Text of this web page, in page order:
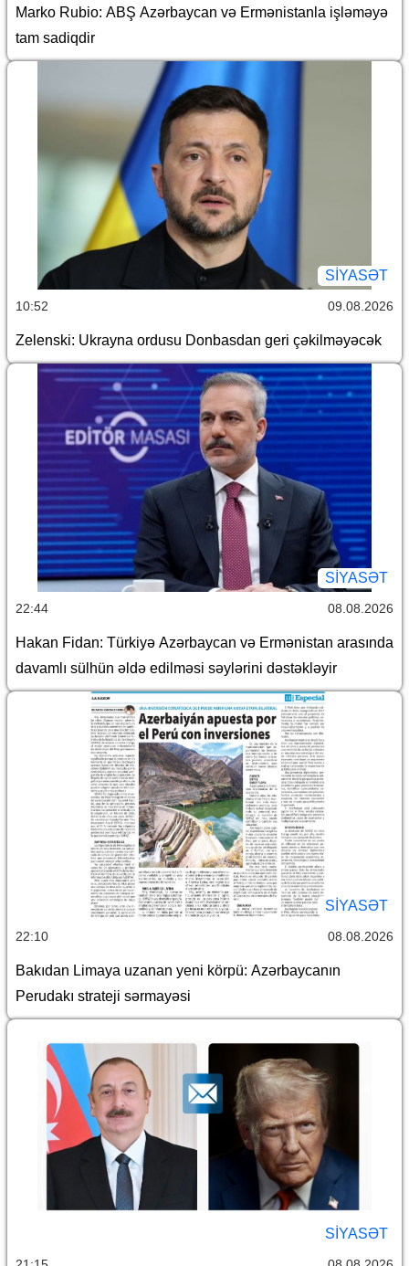
Marko Rubio: ABŞ Azərbaycan və Ermənistanla işləməyə
tam sadiqdir
SİYASƏT
10:52 09.08.2026
Zelenski: Ukrayna ordusu Donbasdan geri çəkilməyəcək
SİYASƏT
22:44 08.08.2026
Hakan Fidan: Türkiyə Azərbaycan və Ermənistan arasında
davamlı sülhün əldə edilməsi səylərini dəstəkləyir
SİYASƏT
22:10 08.08.2026
Bakıdan Limaya uzanan yeni körpü: Azərbaycanın
Perudakı strateji sərmayəsi
SİYASƏT